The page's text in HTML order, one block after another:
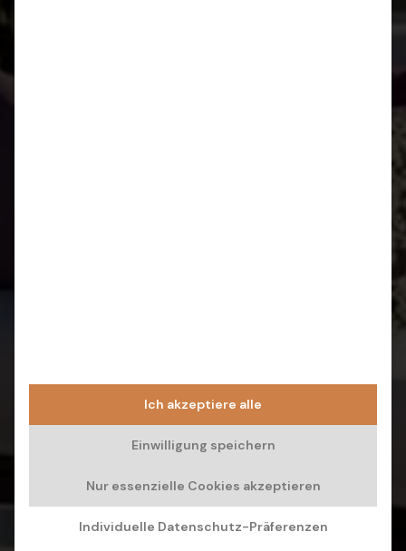
Ich akzeptiere alle
Einwilligung speichern
Nur essenzielle Cookies akzeptieren
Individuelle Datenschutz-Präferenzen